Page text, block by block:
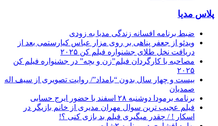
پلاس مدیا
ضبط برنامه افسانه زندگی مدیا به زودی
ویدئو از جعفر پناهی بر روی مزار عباس کیارستمی بعد از
دریافت نخل طلای جشنواره فیلم کن ۲۰۲۵
مصاحبه با کارگردان فیلم”زن و بچه” در جشنواره فیلم کن
۲۰۲۵
بیست و چهار سال بدون “بامداد”/ روایت تصویری از سیف اله
صمدیان
برنامه برمودا دوشنبه ۲۸ اسفند با حضور ایرج حسابی
فیلم عجیب ترین سوال مهران مدیری از خانم بازیگر در
اسکار ! / چقدر میگیری فیلم بد بازی کنی ؟!